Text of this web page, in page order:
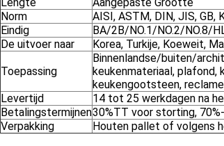
Norm
AISI, ASTM, DIN, JIS, GB,
Eindig
BA/2B/NO.1/NO.2/NO.8/
De uitvoer naar
Korea, Turkije, Koeweit,
Toepassing
Binnenlandse/buiten/
keukenmateriaal, plafond,
keukengootsteen,
Levertijd
14 tot 25 werkdagen na
Betalingstermijnen30%TT voor storting,
Verpakking
Houten pallet of volgens